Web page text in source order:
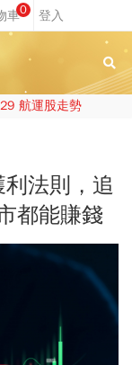
0
航運股走勢
法則，追
都能賺錢